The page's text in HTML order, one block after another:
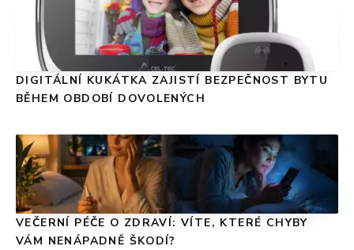
DIGITÁLNÍ KUKÁTKA ZAJISTÍ BEZPEČNOST BYTU
BĚHEM OBDOBÍ DOVOLENÝCH
VEČERNÍ PÉČE O ZDRAVÍ: VÍTE, KTERÉ CHYBY
VÁM NENÁPADNĚ ŠKODÍ?